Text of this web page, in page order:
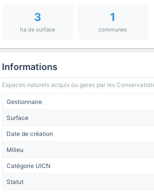
3
ha de surface
1
communes
Informations
Espaces naturels acquis ou geres par les
Gestionnaire
Surface
Date de création
Milieu
Catégorie UICN
Statut